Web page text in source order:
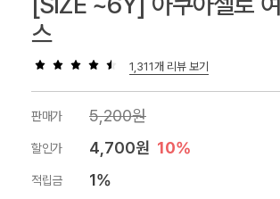
스
1,311개 리뷰 보기
판매가 5,200원
할인가 4,700원 10%
적립금 1%